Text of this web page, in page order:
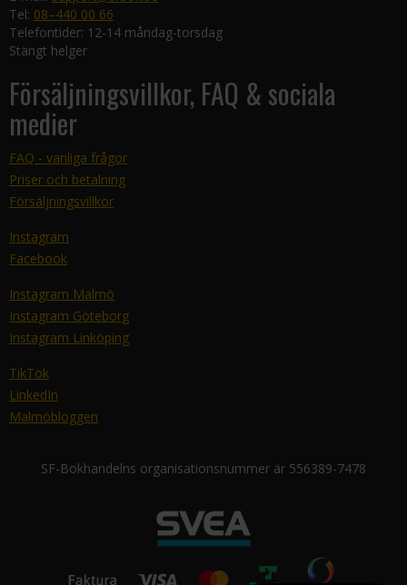
Tel: 08–440 00 66
Telefontider: 12-14 måndag-torsdag
Stängt helger
Försäljningsvillkor, FAQ & sociala
medier
FAQ - vanliga frågor
Priser och betalning
Försäljningsvillkor
Instagram
Facebook
Instagram Malmö
Instagram Göteborg
Instagram Linköping
TikTok
LinkedIn
Malmöbloggen
SF-Bokhandelns organisationsnummer är 556389-7478